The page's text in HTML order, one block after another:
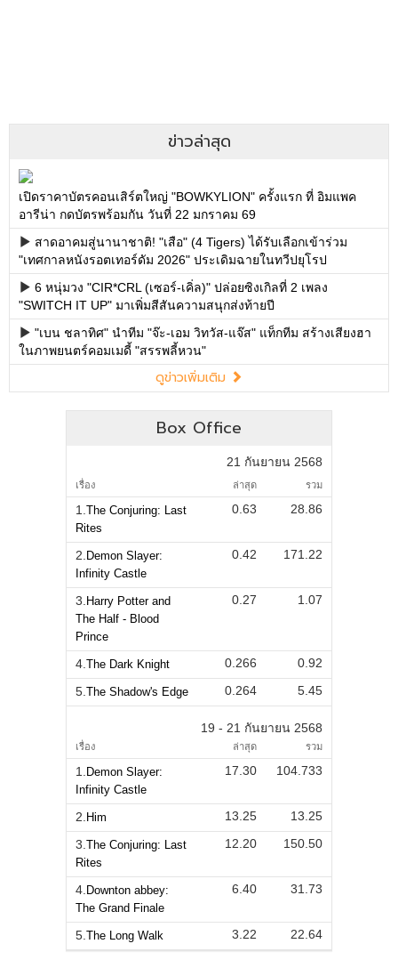
ข่าวล่าสุด
เปิดราคาบัตรคอนเสิร์ตใหญ่ "BOWKYLION" ครั้งแรก ที่ อิมแพค
อารีน่า กดบัตรพร้อมกัน วันที่ 22 มกราคม 69
สาดอาคมสู่นานาชาติ! "เสือ" (4 Tigers) ได้รับเลือกเข้าร่วม
"เทศกาลหนังรอตเทอร์ดัม 2026" ประเดิมฉายในทวีปยุโรป
6 หนุ่มวง "CIR*CRL (เซอร์-เคิ่ล)" ปล่อยซิงเกิลที่ 2 เพลง
"SWITCH IT UP" มาเพิ่มสีสันความสนุกส่งท้ายปี
"เบน ชลาทิศ" นำทีม "จ๊ะ-เอม วิทวัส-แจ๊ส" แท็กทีม สร้างเสียงฮา
ในภาพยนตร์คอมเมดี้ "สรรพลี้หวน"
ดูข่าวเพิ่มเติม
Box Office
21 กันยายน 2568
เรื่อง ล่าสุด รวม
1. The Conjuring: Last
Rites
0.63 28.86
2. Demon Slayer:
Infinity Castle
0.42 171.22
3. Harry Potter and
The Half - Blood
Prince
0.27 1.07
4. The Dark Knight 0.266
0.92
5. The Shadow's Edge 0.264 5.45
19 - 21 กันยายน 2568
เรื่อง ล่าสุด รวม
1. Demon Slayer:
Infinity Castle
17.30 104.733
2. Him 13.25
13.25
3. The Conjuring: Last
Rites
12.20 150.50
4. Downton abbey:
The Grand Finale
6.40 31.73
5. The Long Walk 3.22 22.64